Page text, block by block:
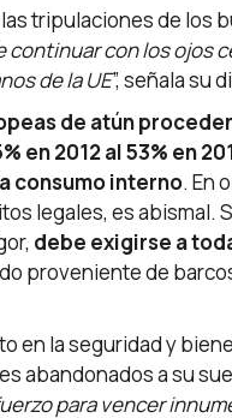
tripulaciones de los
continuar con los ojos
de la UE”, señala su
de atún
en 2012 al 53% en
consumo interno. En
legales, es abismal.
debe exigirse a
proveniente de
en la seguridad y
abandonados a su
para vencer